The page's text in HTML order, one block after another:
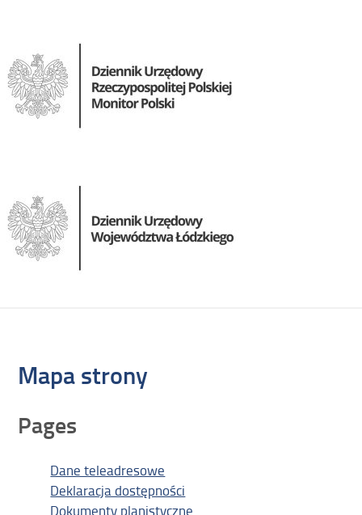
Mapa strony
Pages
Dane teleadresowe
Deklaracja dostępności
Dokumenty planistyczne